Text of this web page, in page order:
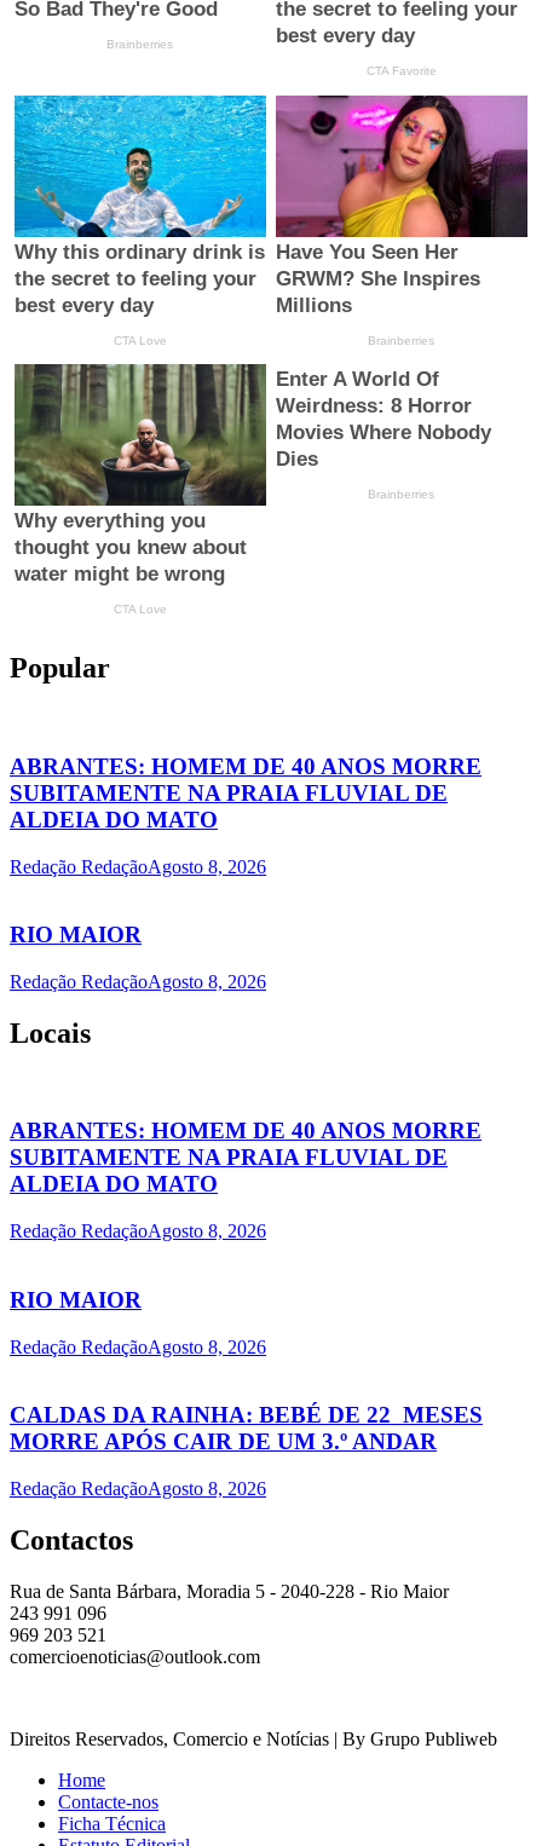
Popular
ABRANTES: HOMEM DE 40 ANOS MORRE
SUBITAMENTE NA PRAIA FLUVIAL DE
ALDEIA DO MATO
Redação RedaçãoAgosto 8, 2026
RIO MAIOR
Redação RedaçãoAgosto 8, 2026
Locais
ABRANTES: HOMEM DE 40 ANOS MORRE
SUBITAMENTE NA PRAIA FLUVIAL DE
ALDEIA DO MATO
Redação RedaçãoAgosto 8, 2026
RIO MAIOR
Redação RedaçãoAgosto 8, 2026
CALDAS DA RAINHA: BEBÉ DE 22 MESES
MORRE APÓS CAIR DE UM 3.º ANDAR
Redação RedaçãoAgosto 8, 2026
Contactos
Rua de Santa Bárbara, Moradia 5 - 2040-228 - Rio Maior
243 991 096
969 203 521
comercioenoticias@outlook.com
Direitos Reservados, Comercio e Notícias | By Grupo Publiweb
Home
Contacte-nos
Ficha Técnica